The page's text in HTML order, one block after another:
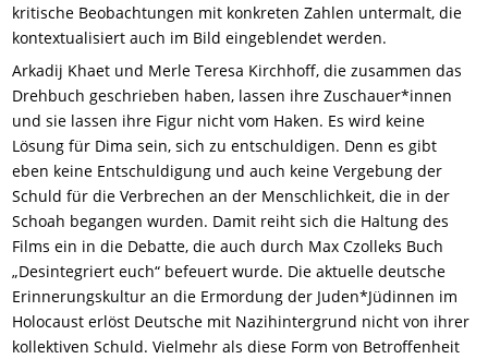
kritische Beobachtungen mit konkreten Zahlen untermalt, die
kontextualisiert auch im Bild eingeblendet werden.
Arkadij Khaet und Merle Teresa Kirchhoff, die zusammen das
Drehbuch geschrieben haben, lassen ihre Zuschauer*innen
und sie lassen ihre Figur nicht vom Haken. Es wird keine
Lösung für Dima sein, sich zu entschuldigen. Denn es gibt
eben keine Entschuldigung und auch keine Vergebung der
Schuld für die Verbrechen an der Menschlichkeit, die in der
Schoah begangen wurden. Damit reiht sich die Haltung des
Films ein in die Debatte, die auch durch Max Czolleks Buch
„Desintegriert euch“ befeuert wurde. Die aktuelle deutsche
Erinnerungskultur an die Ermordung der Juden*Jüdinnen im
Holocaust erlöst Deutsche mit Nazihintergrund nicht von ihrer
kollektiven Schuld. Vielmehr als diese Form von Betroffenheit